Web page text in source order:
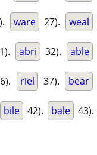
ware 27). weal
abri 32). able
riel 37). bear
bile 42). bale 43).